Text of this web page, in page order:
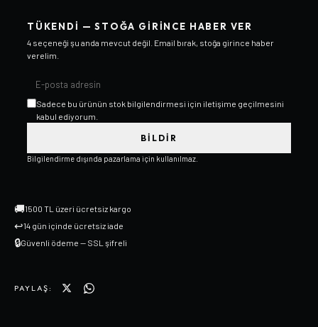
TÜKENDI — STOĞA GIRINCE HABER VER
4 seçeneği şu anda mevcut değil. Email bırak, stoğa girince haber
verelim.
Sadece bu ürünün stok bilgilendirmesi için iletişime geçilmesini
kabul ediyorum.
BILDIR
Bilgilendirme dışında pazarlama için kullanılmaz.
🚚1500 TL üzeri ücretsiz kargo
↩14 gün içinde ücretsiz iade
🔒Güvenli ödeme — SSL şifreli
PAYLAŞ: